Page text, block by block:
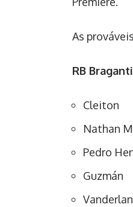
As
RB
Cleiton
Nathan
Pedro
Guzmán
Vanderlan